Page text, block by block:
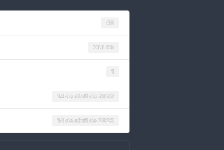
40
733 KB
1
14 de abril de 2023
14 de abril de 2023